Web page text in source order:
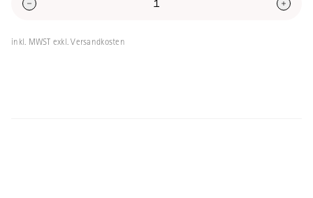
leichtes Massivholz.
Aussenmasse: 19x27cm, Innenmasse:
inkl. MWST exkl. Versandkosten